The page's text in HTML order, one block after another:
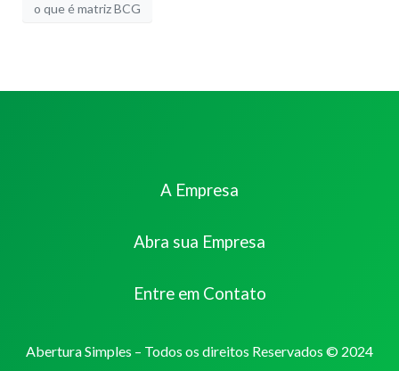
o que é matriz BCG
A Empresa
Abra sua Empresa
Entre em Contato
Abertura Simples – Todos os direitos Reservados © 2024